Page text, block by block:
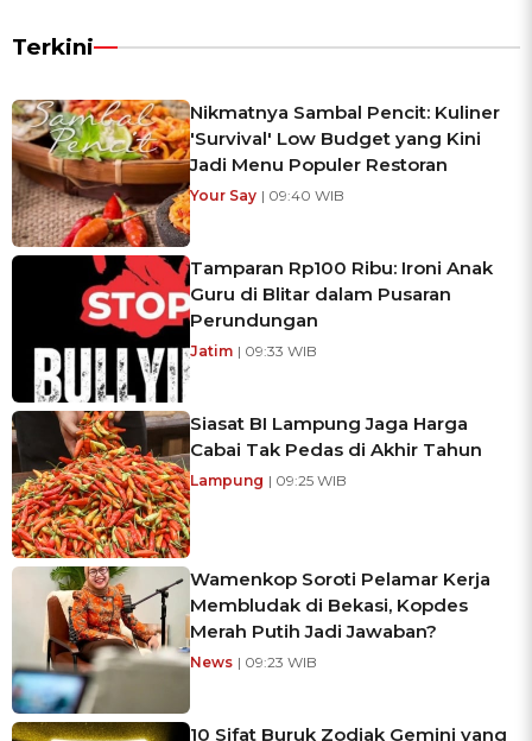
Terkini
Nikmatnya Sambal Pencit: Kuliner
'Survival' Low Budget yang Kini
Jadi Menu Populer Restoran
Your Say | 09:40 WIB
Tamparan Rp100 Ribu: Ironi Anak
Guru di Blitar dalam Pusaran
Perundungan
Jatim | 09:33 WIB
Siasat BI Lampung Jaga Harga
Cabai Tak Pedas di Akhir Tahun
Lampung | 09:25 WIB
Wamenkop Soroti Pelamar Kerja
Membludak di Bekasi, Kopdes
Merah Putih Jadi Jawaban?
News | 09:23 WIB
10 Sifat Buruk Zodiak Gemini yang